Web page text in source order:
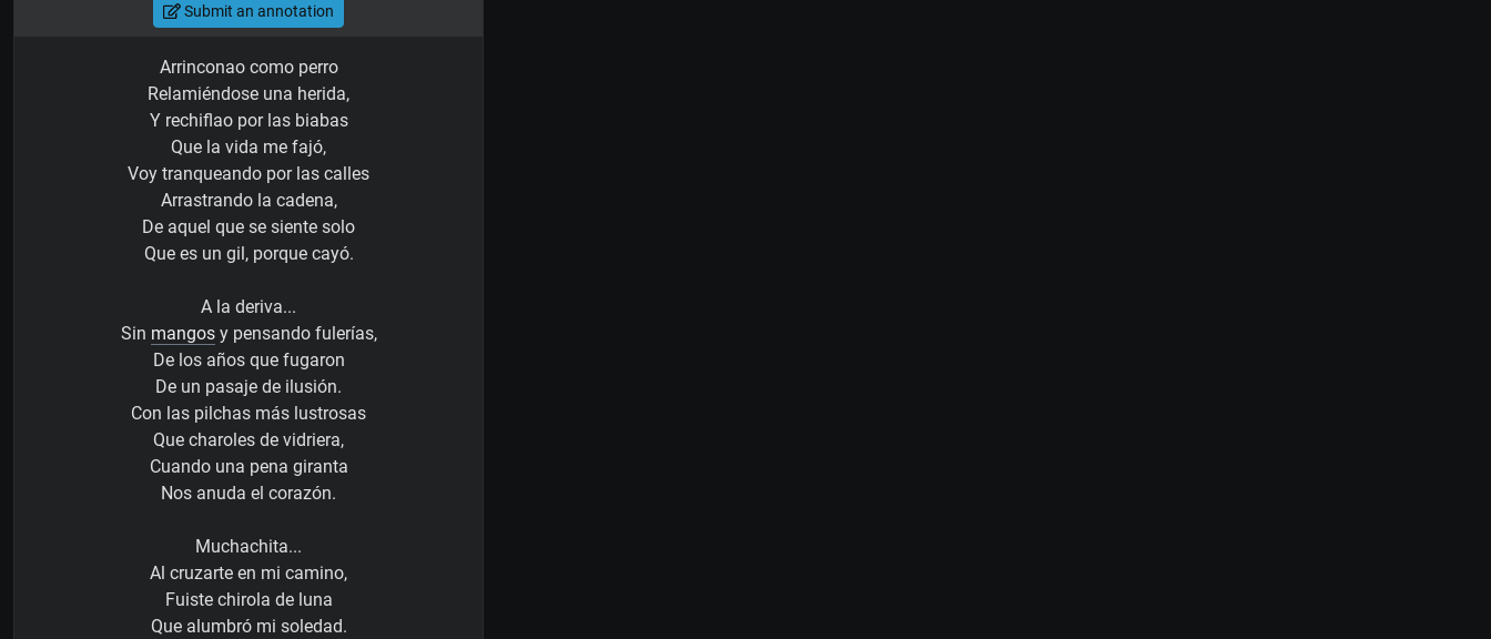
Submit an annotation
Arrinconao como perro
Relamiéndose una herida,
Y rechiflao por las biabas
Que la vida me fajó,
Voy tranqueando por las calles
Arrastrando la cadena,
De aquel que se siente solo
Que es un gil, porque cayó.
A la deriva...
Sin mangosy pensando fulerías,
De los años que fugaron
De un pasaje de ilusión.
Con las pilchas más lustrosas
Que charoles de vidriera,
Cuando una pena giranta
Nos anuda el corazón.
Muchachita...
Al cruzarte en mi camino,
Fuiste chirola de luna
Que alumbró mi soledad.